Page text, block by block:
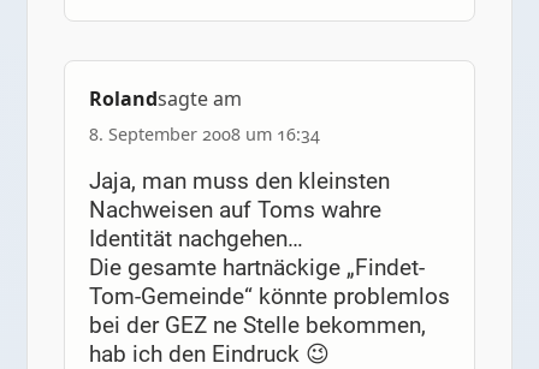
Rolandsagte am
8. September 2008 um 16:34
Jaja, man muss den kleinsten
Nachweisen auf Toms wahre
Identität nachgehen…
Die gesamte hartnäckige „Findet-
Tom-Gemeinde“ könnte problemlos
bei der GEZ ne Stelle bekommen,
hab ich den Eindruck 😉